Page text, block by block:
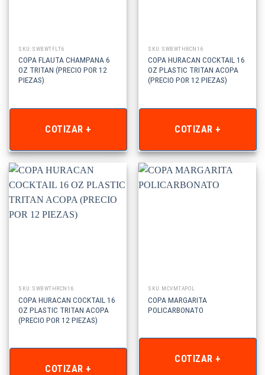
SKU: SWBWTFLT6
COPA FLAUTA CHAMPANA 6
OZ TRITAN (PRECIO POR 12
PIEZAS)
COTIZAR +
SKU: SWBWTHRCN16
COPA HURACAN COCKTAIL 16
OZ PLASTIC TRITAN ACOPA
(PRECIO POR 12 PIEZAS)
COTIZAR +
SKU: SWBWTHRCN16
COPA HURACAN COCKTAIL 16
OZ PLASTIC TRITAN ACOPA
(PRECIO POR 12 PIEZAS)
COTIZAR +
SKU: MCVMTAPOL
COPA MARGARITA
POLICARBONATO
COTIZAR +